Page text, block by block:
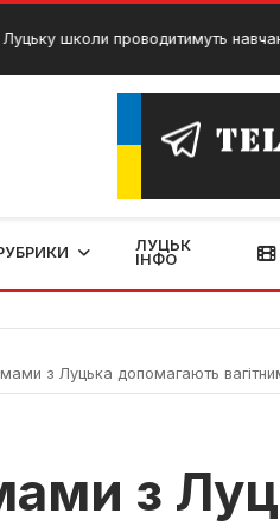
проводитимуть навчання
ЛУЦЬК
ІНФО
мами з Луцька допомагають
з